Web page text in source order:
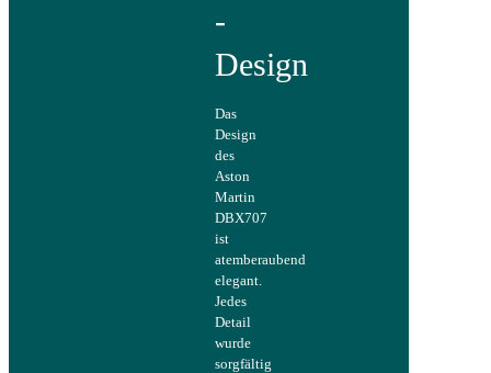
-
Design
Das
Design
des
Aston
Martin
DBX707
ist
atemberaubend
elegant.
Jedes
Detail
wurde
sorgfältig